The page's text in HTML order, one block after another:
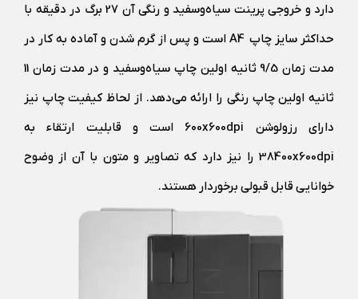
دارد و خروجی پرینت سیاه‌و‌سفید و رنگی آن 27 برگ در دقیقه با
حداکثر سایز چاپ A4 است و پس از گرم شدن و آماده به کار در
مدت زمان 9/5 ثانیه اولین چاپ سیاه‌و‌سفید و در مدت زمان 11
ثانیه اولین چاپ رنگی را ارائه می‌دهد. از لحاظ کیفیت چاپ نیز
دارای رزولوشن 600x600dpi است و قابلیت ارتقاء به
38400x600dpi را نیز دارد که تصاویر و متون با آن از وضوح
خوانایی قابل قبولی برخوردار هستند.